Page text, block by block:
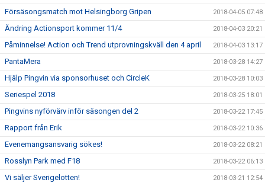
Försäsongsmatch mot Helsingborg Gripen 2018-04-05 07:48
Ändring Actionsport kommer 11/4 2018-04-03 20:21
Påminnelse! Action och Trend utprovningskväll den 4 april 2018-04-03 13:17
PantaMera 2018-03-28 14:27
Hjälp Pingvin via sponsorhuset och CircleK 2018-03-28 10:03
Seriespel 2018 2018-03-25 18:01
Pingvins nyförvärv inför säsongen del 2 2018-03-22 17:45
Rapport från Erik 2018-03-22 10:36
Evenemangsansvarig sökes! 2018-03-22 08:21
Rosslyn Park med F18 2018-03-22 06:13
Vi säljer Sverigelotten! 2018-03-21 12:54